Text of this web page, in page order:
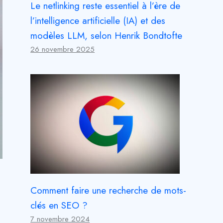
Le netlinking reste essentiel à l’ère de
l’intelligence artificielle (IA) et des
modèles LLM, selon Henrik Bondtofte
26 novembre 2025
Comment faire une recherche de mots-
clés en SEO ?
7 novembre 2024